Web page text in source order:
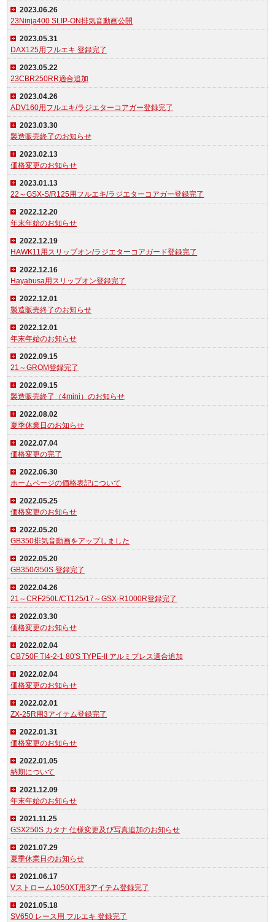
2023.06.26
23Ninja400 SLIP-ON排気音動画公開
2023.05.31
DAX125用フルエキ 登録完了
2023.05.22
23CBR250RR適合追加
2023.04.26
ADV160用フルエキ/ラジエターコアガー登録完了
2023.03.30
製造販売終了のお知らせ
2023.02.13
価格変更のお知らせ
2023.01.13
22～GSX-S/R125用フルエキ/ラジエターコアガー登録完了
2022.12.20
年末年始のお知らせ
2022.12.19
HAWK11用スリップオン/ラジエターコアガード登録完了
2022.12.16
Hayabusa用スリップオン登録完了
2022.12.01
製造販売終了のお知らせ
2022.12.01
年末年始のお知らせ
2022.09.15
21～GROM登録完了
2022.09.15
製造販売終了（4mini）のお知らせ
2022.08.02
夏季休業日のお知らせ
2022.07.04
価格変更の完了
2022.06.30
ホームページの価格表記について
2022.05.25
価格変更のお知らせ
2022.05.20
GB350排気音動画をアップしました
2022.05.20
GB350/350S 登録完了
2022.04.26
21～CRF250L/CT125/17～GSX-R1000R登録完了
2022.03.30
価格変更のお知らせ
2022.02.04
CB750F TI4-2-1 80'S TYPE-II アルミプレス適合追加
2022.02.04
価格変更のお知らせ
2022.02.01
ZX-25R用3アイテム登録完了
2022.01.31
価格変更のお知らせ
2022.01.05
納期について
2021.12.09
年末年始のお知らせ
2021.11.25
GSX250S カタナ 仕様変更及び写真追加のお知らせ
2021.07.29
夏季休業日のお知らせ
2021.06.17
Vストローム1050XT用3アイテム登録完了
2021.05.18
SV650 レース用 フルエキ 登録完了